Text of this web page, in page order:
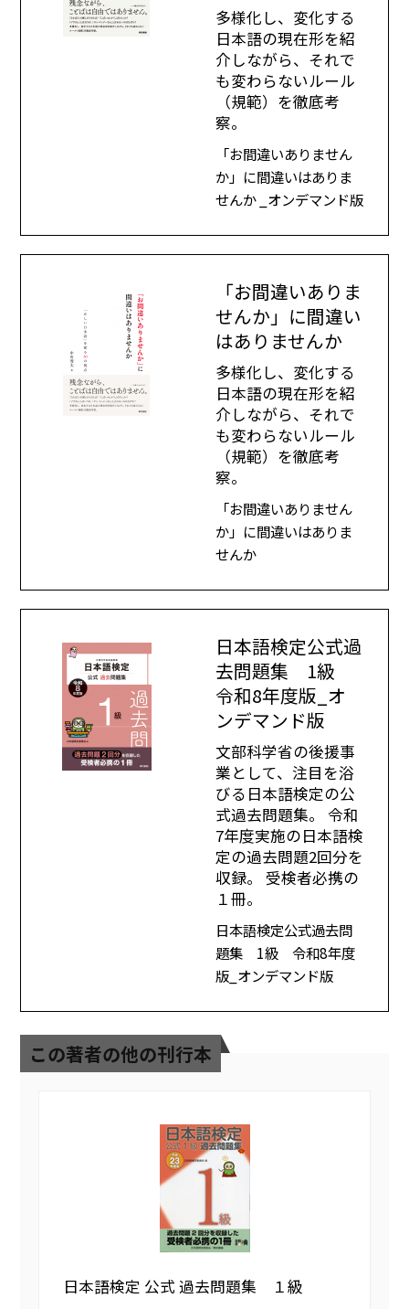
多様化し、変化する
日本語の現在形を紹
介しながら、それで
も変わらないルール
（規範）を徹底考
察。
「お間違いありません
か」に間違いはありま
せんか _オンデマンド版
「お間違いありま
せんか」に間違い
はありませんか
多様化し、変化する
日本語の現在形を紹
介しながら、それで
も変わらないルール
（規範）を徹底考
察。
「お間違いありません
か」に間違いはありま
せんか
日本語検定公式過
去問題集 1級
令和8年度版_オ
ンデマンド版
文部科学省の後援事
業として、注目を浴
びる日本語検定の公
式過去問題集。 令和
7年度実施の日本語検
定の過去問題2回分を
収録。 受検者必携の
１冊。
日本語検定公式過去問
題集 1級 令和8年度
版_オンデマンド版
この著者の他の刊行本
日本語検定 公式 過去問題集 １級